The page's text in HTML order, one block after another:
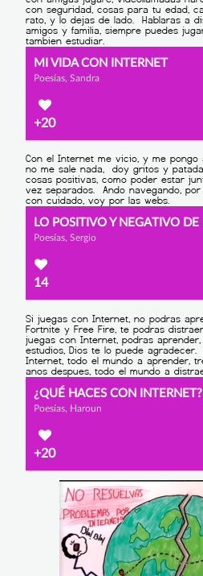
MI VIDA CON INTERNET
Poesías, Sandra
+20
Poesías, Sergio
14
¿QUÉ HACES CON INTERNET?
Poesías, Haroun
+20